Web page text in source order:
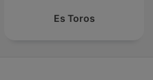
Es Toros